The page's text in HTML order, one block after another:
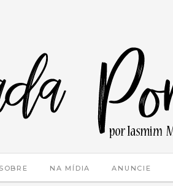
SOBRE NA MÍDIA ANUNCIE